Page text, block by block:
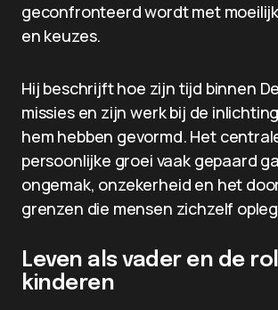
geconfronteerd wordt met
en keuzes.
Hij beschrijft hoe zijn tijd binnen
missies en zijn werk bij de
hem hebben gevormd. Het
persoonlijke groei vaak gepaard
ongemak, onzekerheid en het
grenzen die mensen zichzelf
Leven als vader en de
kinderen